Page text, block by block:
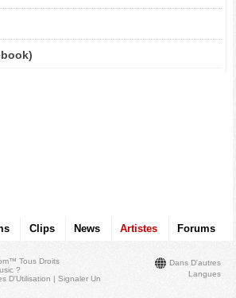
Clips News Artistes Forums
Dans D'autres
Langues
Tous Droits
?
D'Utilisation |Signaler Un